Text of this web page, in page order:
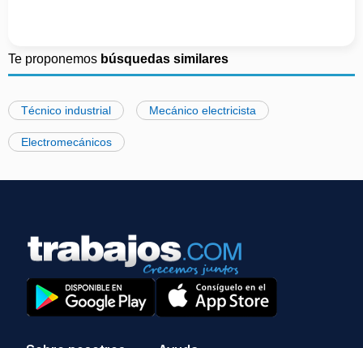
Te proponemos búsquedas similares
Técnico industrial Mecánico electricista
Electromecánicos